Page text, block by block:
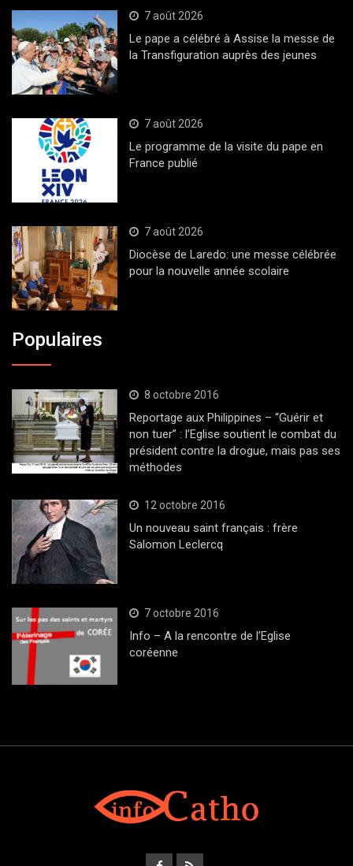
7 août 2026
Le pape a célébré à Assise la messe de
la Transfiguration auprès des jeunes
7 août 2026
Le programme de la visite du pape en
France publié
7 août 2026
Diocèse de Laredo: une messe célébrée
pour la nouvelle année scolaire
Populaires
8 octobre 2016
Reportage aux Philippines – “Guérir et
non tuer” : l’Eglise soutient le combat du
président contre la drogue, mais pas ses
méthodes
12 octobre 2016
Un nouveau saint français : frère
Salomon Leclercq
7 octobre 2016
Info – A la rencontre de l’Eglise
coréenne